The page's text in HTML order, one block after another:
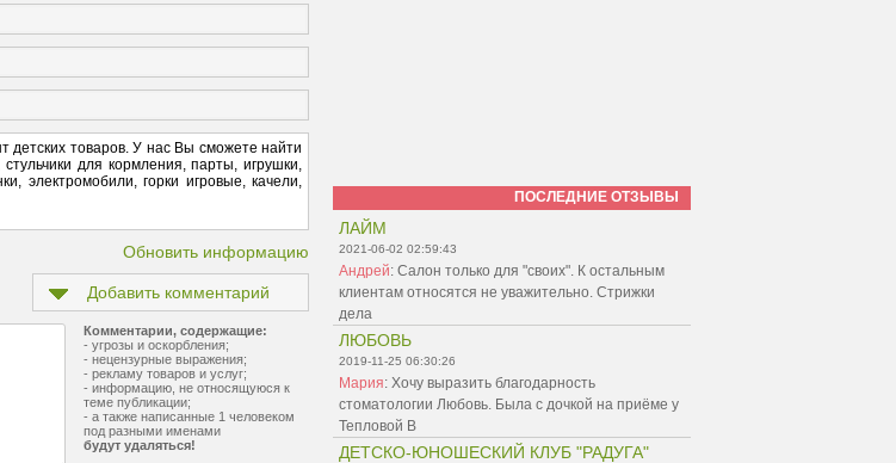
детских товаров. У нас Вы сможете найти
для кормления, парты, игрушки,
электромобили, горки игровые, качели,
Обновить информацию
Добавить комментарий
Комментарии, содержащие:
- угрозы и оскорбления;
- нецензурные выражения;
- рекламу товаров и услуг;
- информацию, не относящуюся к
теме публикации;
- а также написанные 1 человеком
под разными именами
будут удаляться!
ПОСЛЕДНИЕ ОТЗЫВЫ
ЛАЙМ
2021-06-02 02:59:43
Андрей: Салон только для "своих". К остальным
клиентам относятся не уважительно. Стрижки
дела
ЛЮБОВЬ
2019-11-25 06:30:26
Мария: Хочу выразить благодарность
стоматологии Любовь. Была с дочкой на приёме у
Тепловой В
ДЕТСКО-ЮНОШЕСКИЙ КЛУБ "РАДУГА"